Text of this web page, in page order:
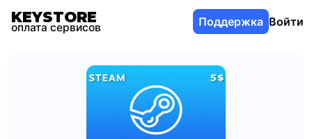
KEYSTORE
оплата сервисов Поддержка Войти